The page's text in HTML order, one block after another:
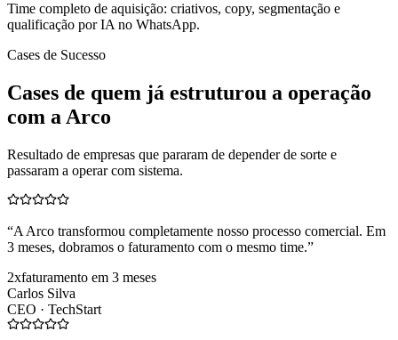
Time completo de aquisição: criativos, copy, segmentação e
qualificação por IA no WhatsApp.
Cases de Sucesso
Cases de quem já estruturou a operação
com a Arco
Resultado de empresas que pararam de depender de sorte e
passaram a operar com sistema.
“A Arco transformou completamente nosso processo comercial. Em
3 meses, dobramos o faturamento com o mesmo time.”
2xfaturamento em 3 meses
Carlos Silva
CEO · TechStart